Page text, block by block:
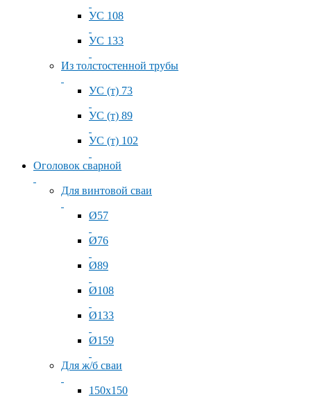
УС 108
УС 133
Из толстостенной трубы
УС (т) 73
УС (т) 89
УС (т) 102
Оголовок сварной
Для винтовой сваи
Ø57
Ø76
Ø89
Ø108
Ø133
Ø159
Для ж/б сваи
150x150